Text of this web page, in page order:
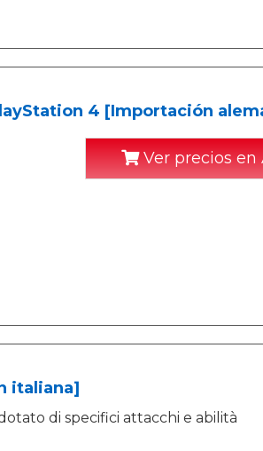
4 [Importación
Ver precios en
italiana]
di specifici attacchi e abilità